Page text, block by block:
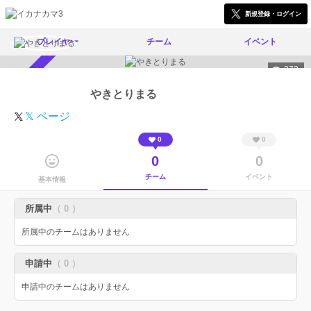
新規登録・ログイン
プレイヤー チーム イベント
272
やきとりまる
𝕏 ページ
基本情報
0
0
チーム
0
0
イベント
所属中 （ 0 ）
所属中のチームはありません
申請中 （ 0 ）
申請中のチームはありません